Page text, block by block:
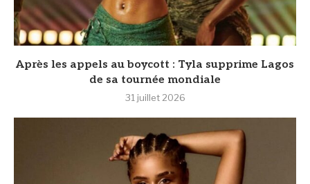
Après les appels au boycott : Tyla supprime Lagos
de sa tournée mondiale
31 juillet 2026